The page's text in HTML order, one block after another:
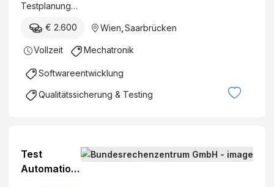
Testplanung…
€ 2.600 Wien Saarbrücken
Vollzeit Mechatronik
Softwareentwicklung
Qualitätssicherung & Testing
Test
Automation